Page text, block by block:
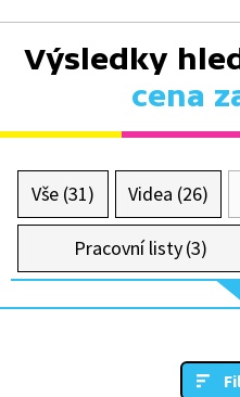
Výsledky
cena
Vše (31) Videa (26)
Pracovní listy (3)